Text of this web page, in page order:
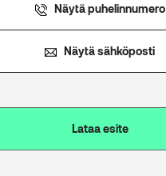
Näytä puhelinnumero
Näytä sähköposti
Lataa esite